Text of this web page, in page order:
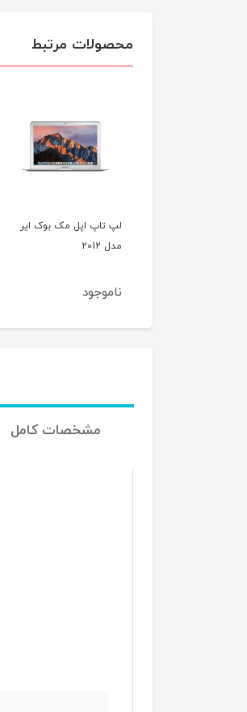
محصولات مرتبط
لپ تاپ اچ پی پرو بوک HP
ProBook 6535b
ناموجود
مشخصات کامل